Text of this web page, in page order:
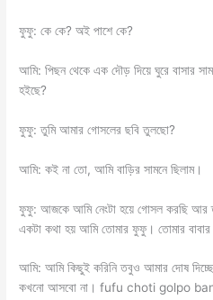
ফুফু: কে কে? অই পাশে কে?
আমি: পিছন থেকে এক দৌড় দিয়ে ঘুরে বাসার
হইছে?
ফুফু: তুমি আমার গোসলের ছবি তুলছো?
আমি: কই না তো, আমি বাড়ির সামনে ছিলাম।
ফুফু: আজকে আমি নেংটা হয়ে গোসল করছি আর
একটা কথা হয় আমি তোমার ফুফু। তোমার বাবার
আমি: আমি কিছুই করিনি তবুও আমার দোষ
কখনো আসবো না। fufu choti golpo